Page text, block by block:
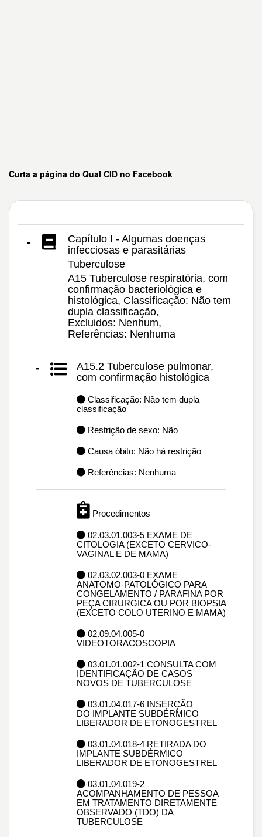
Curta a página do Qual CID no Facebook
-
Capítulo I - Algumas doenças
infecciosas e parasitárias
Tuberculose
A15 Tuberculose respiratória, com
confirmação bacteriológica e
histológica, Classificação: Não tem
dupla classificação,
Excluidos: Nenhum,
Referências: Nenhuma
-
A15.2 Tuberculose pulmonar,
com confirmação histológica
Classificação: Não tem dupla
classificação
Restrição de sexo: Não
Causa óbito: Não há restrição
Referências: Nenhuma
Procedimentos
02.03.01.003-5 EXAME DE
CITOLOGIA (EXCETO CERVICO-
VAGINAL E DE MAMA)
02.03.02.003-0 EXAME
ANATOMO-PATOLÓGICO PARA
CONGELAMENTO / PARAFINA POR
PEÇA CIRURGICA OU POR BIOPSIA
(EXCETO COLO UTERINO E MAMA)
02.09.04.005-0
VIDEOTORACOSCOPIA
03.01.01.002-1 CONSULTA COM
IDENTIFICAÇÃO DE CASOS
NOVOS DE TUBERCULOSE
03.01.04.017-6 INSERÇÃO
DO IMPLANTE SUBDÉRMICO
LIBERADOR DE ETONOGESTREL
03.01.04.018-4 RETIRADA DO
IMPLANTE SUBDÉRMICO
LIBERADOR DE ETONOGESTREL
03.01.04.019-2
ACOMPANHAMENTO DE PESSOA
EM TRATAMENTO DIRETAMENTE
OBSERVADO (TDO) DA
TUBERCULOSE